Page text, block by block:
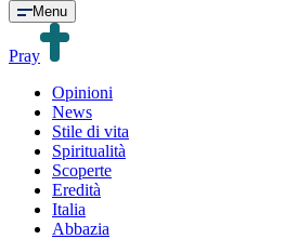
Menu
Pray
Opinioni
News
Stile di vita
Spiritualità
Scoperte
Eredità
Italia
Abbazia